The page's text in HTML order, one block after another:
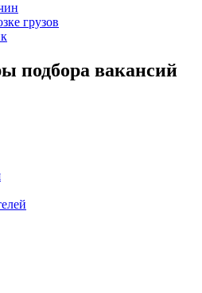
грузов
подбора вакансий